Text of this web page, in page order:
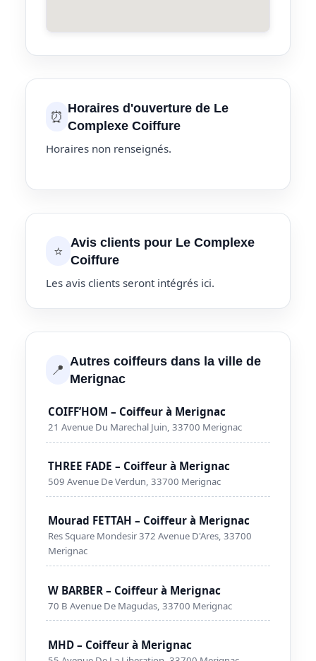
⏰ Horaires d'ouverture de Le
Complexe Coiffure
Horaires non renseignés.
⭐ Avis clients pour Le Complexe
Coiffure
Les avis clients seront intégrés ici.
📍 Autres coiffeurs dans la ville de
Merignac
COIFF’HOM – Coiffeur à Merignac
21 Avenue Du Marechal Juin, 33700 Merignac
THREE FADE – Coiffeur à Merignac
509 Avenue De Verdun, 33700 Merignac
Mourad FETTAH – Coiffeur à Merignac
Res Square Mondesir 372 Avenue D'Ares, 33700
Merignac
W BARBER – Coiffeur à Merignac
70 B Avenue De Magudas, 33700 Merignac
MHD – Coiffeur à Merignac